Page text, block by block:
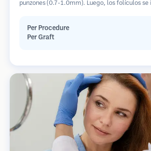
punzones (0.7-1.0mm). Luego, los folículos se
en comparación con los métodos de
Per Procedure
Per Graft